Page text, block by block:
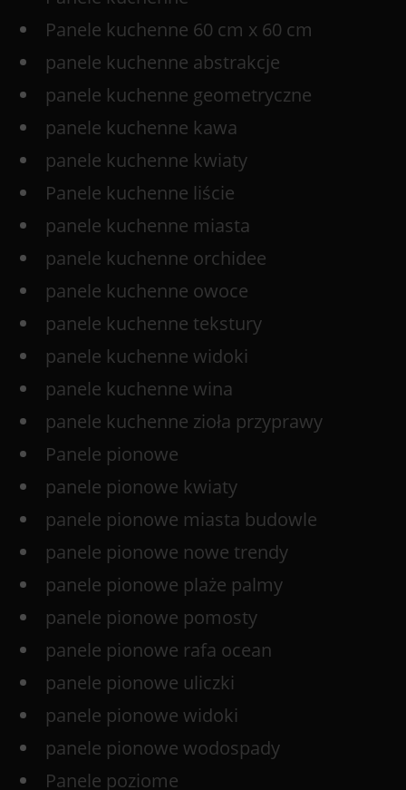
Panele kuchenne 60 cm x 60 cm
panele kuchenne abstrakcje
panele kuchenne geometryczne
panele kuchenne kawa
panele kuchenne kwiaty
Panele kuchenne liście
panele kuchenne miasta
panele kuchenne orchidee
panele kuchenne owoce
panele kuchenne tekstury
panele kuchenne widoki
panele kuchenne wina
panele kuchenne zioła przyprawy
Panele pionowe
panele pionowe kwiaty
panele pionowe miasta budowle
panele pionowe nowe trendy
panele pionowe plaże palmy
panele pionowe pomosty
panele pionowe rafa ocean
panele pionowe uliczki
panele pionowe widoki
panele pionowe wodospady
Panele poziome